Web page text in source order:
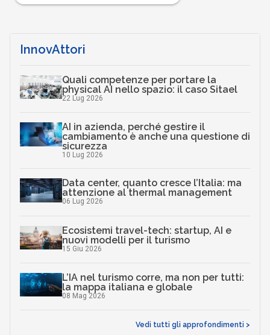
InnovAttori
Quali competenze per portare la
physical AI nello spazio: il caso Sitael
22 Lug 2026
AI in azienda, perché gestire il
cambiamento è anche una questione di
sicurezza
10 Lug 2026
Data center, quanto cresce l’Italia: ma
attenzione al thermal management
06 Lug 2026
Ecosistemi travel-tech: startup, AI e
nuovi modelli per il turismo
15 Giu 2026
L’IA nel turismo corre, ma non per tutti:
la mappa italiana e globale
08 Mag 2026
Vedi tutti gli approfondimenti >